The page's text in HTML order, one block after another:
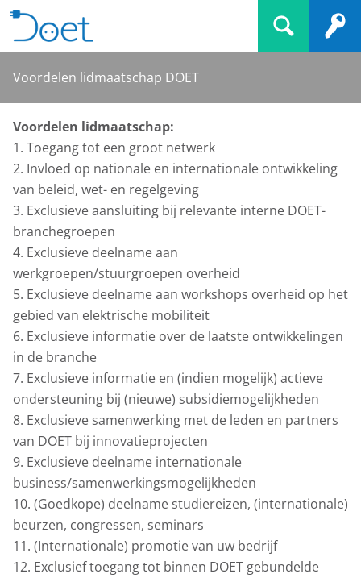
Voordelen lidmaatschap DOET
Voordelen lidmaatschap:
1. Toegang tot een groot netwerk
2. Invloed op nationale en internationale ontwikkeling
van beleid, wet- en regelgeving
3. Exclusieve aansluiting bij relevante interne DOET-
branchegroepen
4. Exclusieve deelname aan
werkgroepen/stuurgroepen overheid
5. Exclusieve deelname aan workshops overheid op het
gebied van elektrische mobiliteit
6. Exclusieve informatie over de laatste ontwikkelingen
in de branche
7. Exclusieve informatie en (indien mogelijk) actieve
ondersteuning bij (nieuwe) subsidiemogelijkheden
8. Exclusieve samenwerking met de leden en partners
van DOET bij innovatieprojecten
9. Exclusieve deelname internationale
business/samenwerkingsmogelijkheden
10. (Goedkope) deelname studiereizen, (internationale)
beurzen, congressen, seminars
11. (Internationale) promotie van uw bedrijf
12. Exclusief toegang tot binnen DOET gebundelde